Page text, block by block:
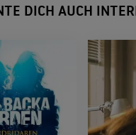
DICH AUCH